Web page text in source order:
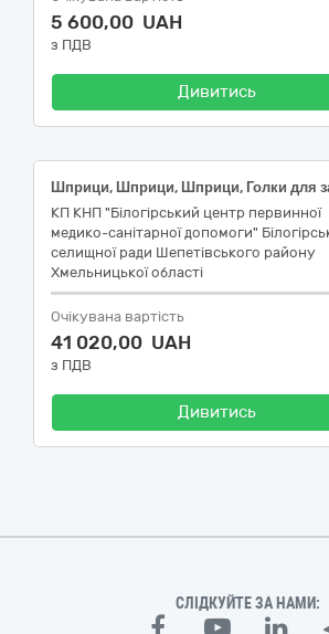
5 600,00 UAH
з ПДВ
Дивитись
КП КНП "Білогірський центр первинної
медико-санітарної допомоги"
селищної ради Шепетівського району
Хмельницької області
Очікувана вартість
41 020,00 UAH
з ПДВ
Дивитись
СЛІДКУЙТЕ ЗА НАМИ: